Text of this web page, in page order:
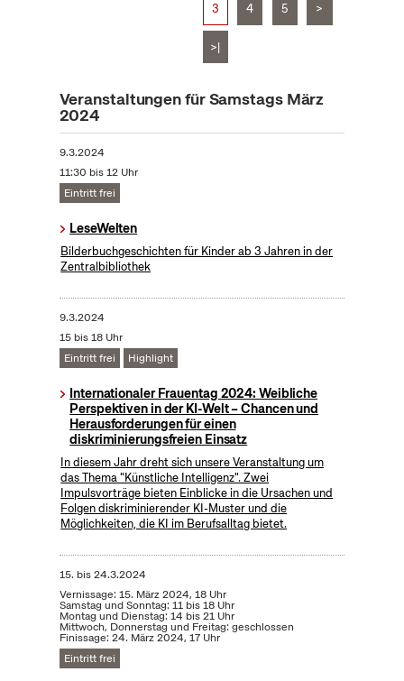
3 4 5 >
>|
Veranstaltungen für Samstags März
2024
9.3.2024
11:30 bis 12 Uhr
Eintritt frei
LeseWelten
Bilderbuchgeschichten für Kinder ab 3 Jahren in der
Zentralbibliothek
9.3.2024
15 bis 18 Uhr
Eintritt frei
Highlight
Internationaler Frauentag 2024: Weibliche
Perspektiven in der KI-Welt – Chancen und
Herausforderungen für einen
diskriminierungsfreien Einsatz
In diesem Jahr dreht sich unsere Veranstaltung um
das Thema "Künstliche Intelligenz". Zwei
Impulsvorträge bieten Einblicke in die Ursachen und
Folgen diskriminierender KI-Muster und die
Möglichkeiten, die KI im Berufsalltag bietet.
15. bis24.3.2024
Vernissage: 15. März 2024, 18 Uhr
Samstag und Sonntag: 11 bis 18 Uhr
Montag und Dienstag: 14 bis 21 Uhr
Mittwoch, Donnerstag und Freitag: geschlossen
Finissage: 24. März 2024, 17 Uhr
Eintritt frei